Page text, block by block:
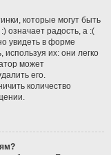
которые могут быть
означает радость, а :(
увидеть в форме
их: они легко
может
его.
количество